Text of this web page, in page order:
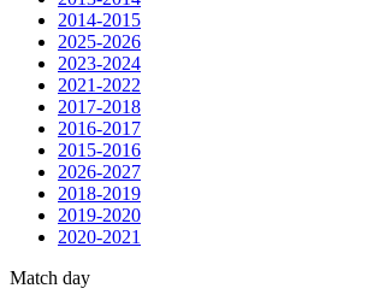
2014-2015
2025-2026
2023-2024
2021-2022
2017-2018
2016-2017
2015-2016
2026-2027
2018-2019
2019-2020
2020-2021
Match day